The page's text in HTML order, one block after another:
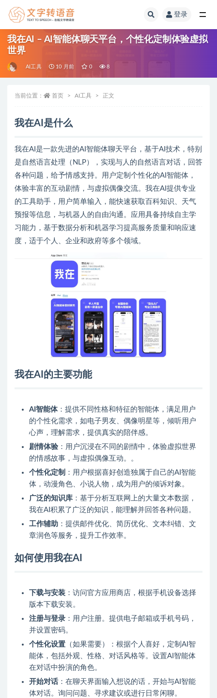
登录
我在AI – AI智能体聊天平台，个性化定制体验虚拟
世界
AI工具 10 月前 0 8
当前位置： 首页 AI工具 正文
我在AI是什么
我在AI是一款先进的AI智能体聊天平台，基于AI技术，特别
是自然语言处理（NLP），实现与人的自然语言对话，回答
各种问题，给予情感支持。用户定制个性化的AI智能体，
体验丰富的互动剧情，与虚拟偶像交流。我在AI提供专业
的工具助手，用户简单输入，能快速获取百科知识、天气
预报等信息，与机器人的自由沟通。应用具备持续自主学
习能力，基于数据分析和机器学习提高服务质量和响应速
度，适于个人、企业和政府等多个领域。
我在AI的主要功能
AI智能体：提供不同性格和特征的智能体，满足用户
的个性化需求，如电子男友、偶像明星等，倾听用户
心声，理解需求，提供真实的陪伴感。
剧情体验：用户沉浸在不同的剧情中，体验虚拟世界
的情感故事，与虚拟偶像互动。。
个性化定制 ：用户根据喜好创造独属于自己的AI智能
体，动漫角色、小说人物，成为用户的倾诉对象。
广泛的知识库 ：基于分析互联网上的大量文本数据，
我在AI积累了广泛的知识，能理解并回答各种问题。
工作辅助 ：提供邮件优化、简历优化、文本纠错、文
章润色等服务，提升工作效率。
如何使用我在AI
下载与安装 ：访问官方应用商店，根据手机设备选择
版本下载安装。
注册与登录 ：用户注册。提供电子邮箱或手机号码，
并设置密码。
个性化设置 （如果需要）：根据个人喜好，定制AI智
能体，包括外观、性格、对话风格等。设置AI智能体
在对话中扮演的角色。
开始对话 ：在聊天界面输入想说的话，开始与AI智能
体对话。询问问题、寻求建议或进行日常闲聊。